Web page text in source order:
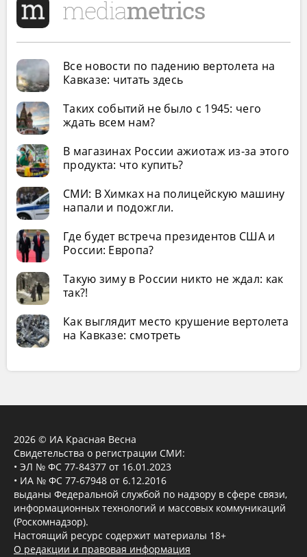
Все новости по падению вертолета на
Кавказе: читать здесь
Таких событий не было с 1945: чего
ждать всем нам?
В магазинах России ажиотаж из-за этого
продукта: что купить?
СМИ: В Химках на полицейскую машину
напали и подожгли.
Где будет встреча президентов США и
России: Европа?
Такую зиму в России никто не ждал: как
так?!
Как выглядит место крушение вертолета
на Кавказе: смотреть
2026 © ИА Красная Весна
Свидетельства о регистрации СМИ:
• ЭЛ № ФС 77-84377 от 16.01.2023
• ИА № ФС 77-67948 от 6.12.2016
выданы Федеральной службой по надзору в сфере связи,
информационных технологий и массовых коммуникаций
(Роскомнадзор).
Настоящий ресурс содержит материалы 18+
О редакции и правовая информация